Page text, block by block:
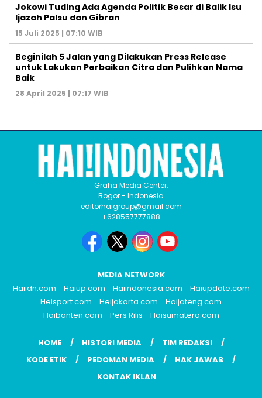
Jokowi Tuding Ada Agenda Politik Besar di Balik Isu
Ijazah Palsu dan Gibran
15 Juli 2025 | 07:10 WIB
Beginilah 5 Jalan yang Dilakukan Press Release
untuk Lakukan Perbaikan Citra dan Pulihkan Nama
Baik
28 April 2025 | 07:17 WIB
Graha Media Center,
Bogor - Indonesia
editorhaigroup@gmail.com
+628557777888
MEDIA NETWORK
Haiidn.com
Haiup.com Haiindonesia.com
Haiupdate.com
Heisport.com
Heijakarta.com
Haijateng.com
Haibanten.com
Pers Rilis Haisumatera.com
HOME HISTORI MEDIA
TIM REDAKSI
KODE ETIK
PEDOMAN MEDIA
HAK JAWAB
KONTAK IKLAN